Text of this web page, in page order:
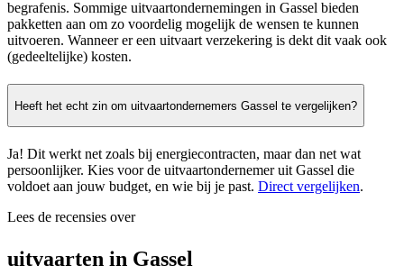
begrafenis. Sommige uitvaartondernemingen in Gassel bieden
pakketten aan om zo voordelig mogelijk de wensen te kunnen
uitvoeren. Wanneer er een uitvaart verzekering is dekt dit vaak ook
(gedeeltelijke) kosten.
Heeft het echt zin om uitvaartondernemers Gassel te vergelijken?
Ja! Dit werkt net zoals bij energiecontracten, maar dan net wat
persoonlijker. Kies voor de uitvaartondernemer uit Gassel die
voldoet aan jouw budget, en wie bij je past. Direct vergelijken.
Lees de recensies over
uitvaarten in Gassel